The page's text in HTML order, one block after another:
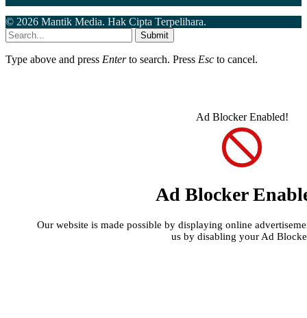
© 2026 Mantik Media. Hak Cipta Terpelihara.
Submit
Type above and press Enterto search. Press Esc to cancel.
Ad Blocker Enabled!
Ad Blocker
Our website is made possible by displaying online
us by disabling your Ad